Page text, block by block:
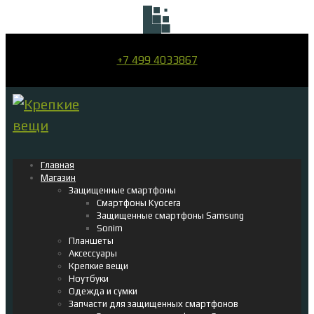
+7 499 4033867
Главная
Магазин
Защищенные смартфоны
Смартфоны Kyocera
Защищенные смартфоны Samsung
Sonim
Планшеты
Аксессуары
Крепкие вещи
Ноутбуки
Одежда и сумки
Запчасти для защищенных смартфонов